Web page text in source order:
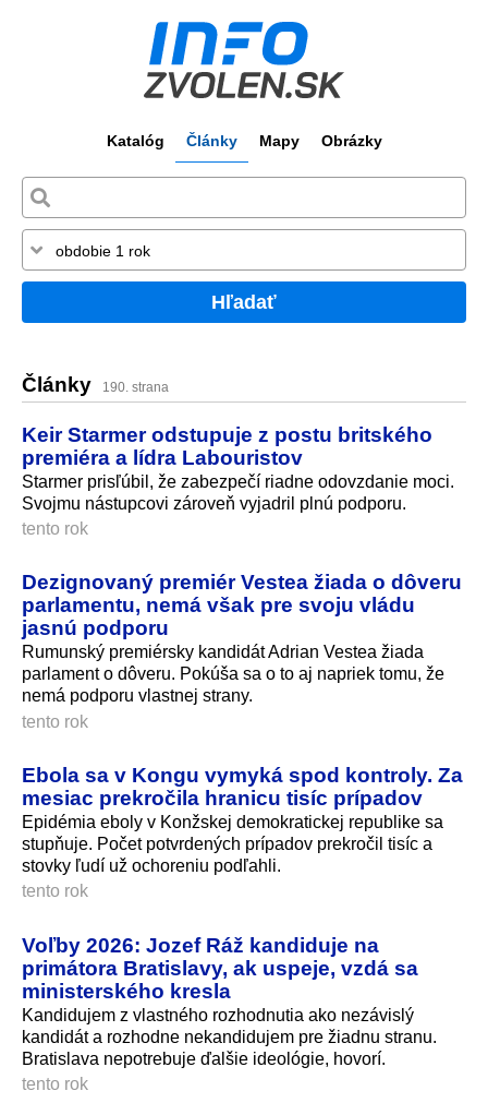
Katalóg Články Mapy Obrázky
Hľadať
Články 190. strana
Keir Starmer odstupuje z postu britského
premiéra a lídra Labouristov
Starmer prisľúbil, že zabezpečí riadne odovzdanie moci.
Svojmu nástupcovi zároveň vyjadril plnú podporu.
tento rok
Dezignovaný premiér Vestea žiada o dôveru
parlamentu, nemá však pre svoju vládu
jasnú podporu
Rumunský premiérsky kandidát Adrian Vestea žiada
parlament o dôveru. Pokúša sa o to aj napriek tomu, že
nemá podporu vlastnej strany.
tento rok
Ebola sa v Kongu vymyká spod kontroly. Za
mesiac prekročila hranicu tisíc prípadov
Epidémia eboly v Konžskej demokratickej republike sa
stupňuje. Počet potvrdených prípadov prekročil tisíc a
stovky ľudí už ochoreniu podľahli.
tento rok
Voľby 2026: Jozef Ráž kandiduje na
primátora Bratislavy, ak uspeje, vzdá sa
ministerského kresla
Kandidujem z vlastného rozhodnutia ako nezávislý
kandidát a rozhodne nekandidujem pre žiadnu stranu.
Bratislava nepotrebuje ďalšie ideológie, hovorí.
tento rok